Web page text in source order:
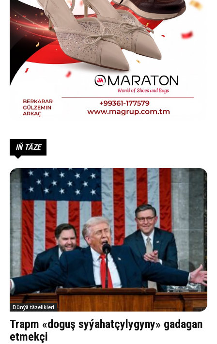
IŇ TÄZE
Dünýä täzelikleri
Trapm «doguş syýahatçylygyny» gadagan
etmekçi